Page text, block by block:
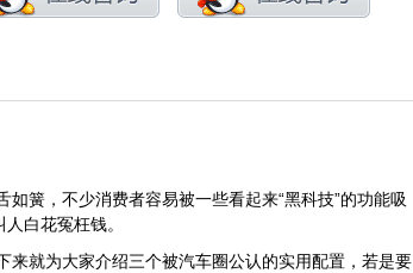
簧，不少消费者容易被一些看起来“黑科技”的功能吸
白花冤枉钱。
就为大家介绍三个被汽车圈公认的实用配置，若是要